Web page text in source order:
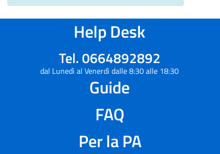
Help Desk
Tel. 0664892892
dal Lunedì al Venerdì dalle 8:30 alle 18:30
Guide
FAQ
Per la PA